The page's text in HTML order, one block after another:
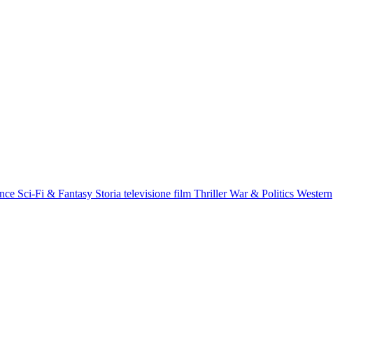
Sci-Fi & Fantasy Storia televisione film ThrillerWar & Politics Western